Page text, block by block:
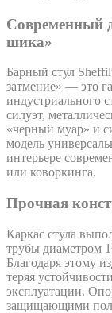
Современный
шика»
Барный стул
затмение» — это
индустриального
силуэт,
«черный муар» и
модель
интерьере
или коворкинга.
Прочная
Каркас стула
трубы диаметром
Благодаря этому
теряя
эксплуатации.
защищающими пол